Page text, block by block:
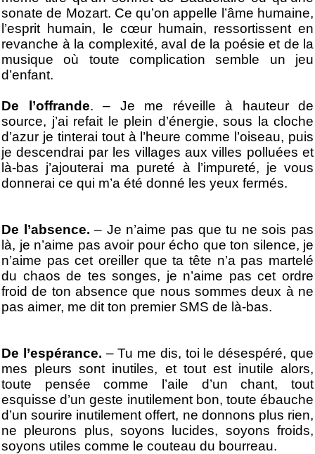
sonate de Mozart. Ce qu’on appelle l’âme humaine,
l’esprit humain, le cœur humain, ressortissent en
revanche à la complexité, aval de la poésie et de la
musique où toute complication semble un jeu
d’enfant.
De l’offrande. – Je me réveille à hauteur de
source, j’ai refait le plein d’énergie, sous la cloche
d’azur je tinterai tout à l’heure comme l’oiseau, puis
je descendrai par les villages aux villes polluées et
là-bas j’ajouterai ma pureté à l’impureté, je vous
donnerai ce qui m’a été donné les yeux fermés.
De l’absence. – Je n’aime pas que tu ne sois pas
là, je n’aime pas avoir pour écho que ton silence, je
n’aime pas cet oreiller que ta tête n’a pas martelé
du chaos de tes songes, je n’aime pas cet ordre
froid de ton absence que nous sommes deux à ne
pas aimer, me dit ton premier SMS de là-bas.
De l’espérance. – Tu me dis, toi le désespéré, que
mes pleurs sont inutiles, et tout est inutile alors,
toute pensée comme l’aile d’un chant, tout
esquisse d’un geste inutilement bon, toute ébauche
d’un sourire inutilement offert, ne donnons plus rien,
ne pleurons plus, soyons lucides, soyons froids,
soyons utiles comme le couteau du bourreau.